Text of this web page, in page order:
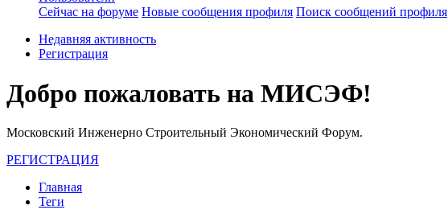
Сейчас на форуме Новые сообщения профиля Поиск сообщений профиля
Недавняя активность
Регистрация
Добро пожаловать на МИСЭФ!
Московский Инженерно Строительный Экономический Форум.
РЕГИСТРАЦИЯ
Главная
Теги